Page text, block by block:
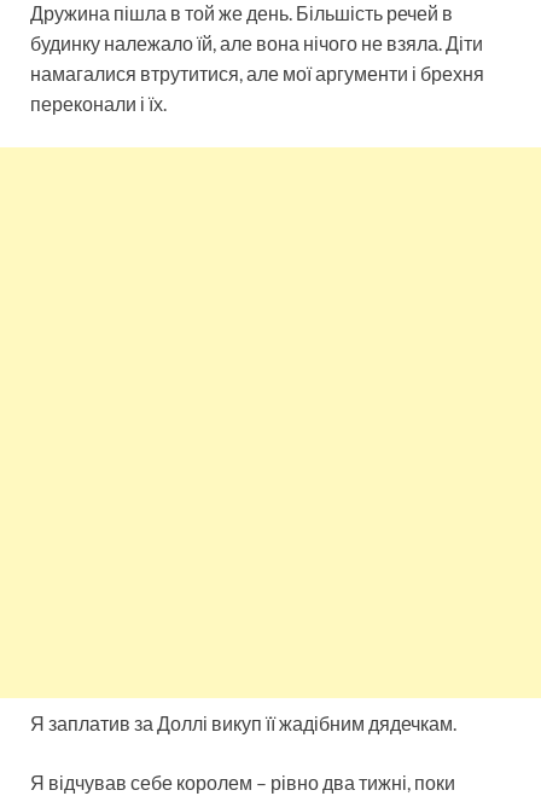
Дружина пішла в той же день. Більшість речей в
будинку належало їй, але вона нічого не взяла. Діти
намагалися втрутитися, але мої аргументи і брехня
переконали і їх.
Я заплатив за Доллі викуп її жадібним дядечкам.
Я відчував себе королем – рівно два тижні, поки